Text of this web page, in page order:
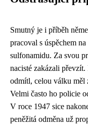
Smutný je i příběh
pracoval s úspěchem
sulfonamidu. Za svou
nacisté zakázali převzít.
odmítl, celou válku měl
Velmi často ho policie
V roce 1947 sice
peněžitá odměna už